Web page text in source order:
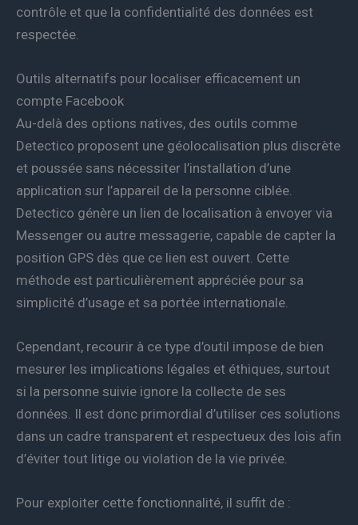
contrôle et que la confidentialité des données est
respectée.
Outils alternatifs pour localiser efficacement un
compte Facebook
Au-delà des options natives, des outils comme
Detectico proposent une géolocalisation plus discrète
et poussée sans nécessiter l’installation d’une
application sur l’appareil de la personne ciblée.
Detectico génère un lien de localisation à envoyer via
Messenger ou autre messagerie, capable de capter la
position GPS dès que ce lien est ouvert. Cette
méthode est particulièrement appréciée pour sa
simplicité d’usage et sa portée internationale.
Cependant, recourir à ce type d’outil impose de bien
mesurer les implications légales et éthiques, surtout
si la personne suivie ignore la collecte de ses
données. Il est donc primordial d’utiliser ces solutions
dans un cadre transparent et respectueux des lois afin
d’éviter tout litige ou violation de la vie privée.
Pour exploiter cette fonctionnalité, il suffit de :